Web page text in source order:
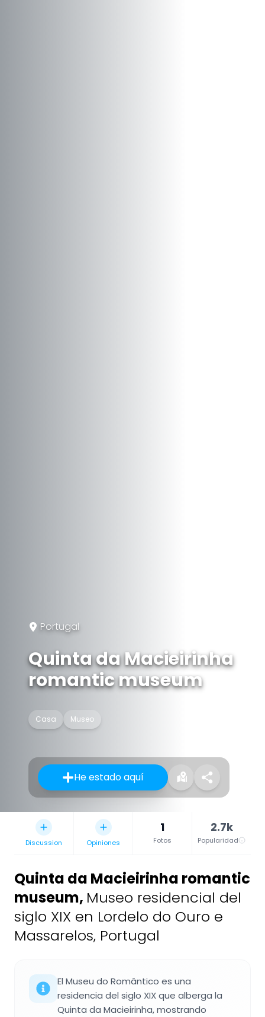
Portugal
Quinta da Macieirinha
romantic museum
Casa Museo
He estado aquí
Discussion Opiniones
1
Fotos
2.7k
Popularidad
Quinta da Macieirinha romantic
museum, Museo residencial del
siglo XIX en Lordelo do Ouro e
Massarelos, Portugal
El Museu do Romântico es una
residencia del siglo XIX que alberga la
Quinta da Macieirinha, mostrando